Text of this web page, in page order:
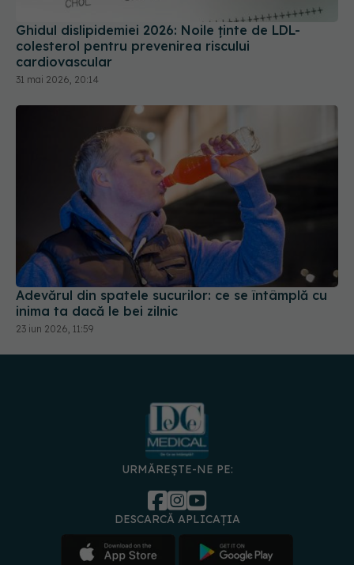
Ghidul dislipidemiei 2026: Noile ținte de LDL-
colesterol pentru prevenirea riscului
cardiovascular
31 mai 2026, 20:14
Adevărul din spatele sucurilor: ce se întâmplă cu
inima ta dacă le bei zilnic
23 iun 2026, 11:59
URMĂREȘTE-NE PE:
DESCARCĂ APLICAȚIA